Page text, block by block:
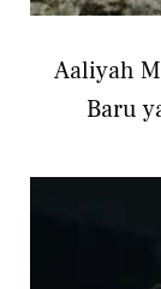
Aaliyah
Baru